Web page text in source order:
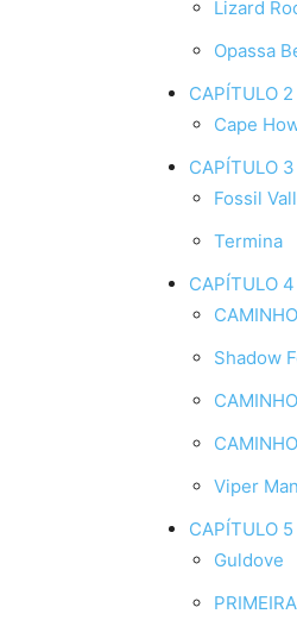
Lizard
Opassa
CAPÍTULO
Cape
CAPÍTULO
Fossil
Termina
CAPÍTULO
Shadow
Viper
CAPÍTULO
Guldove